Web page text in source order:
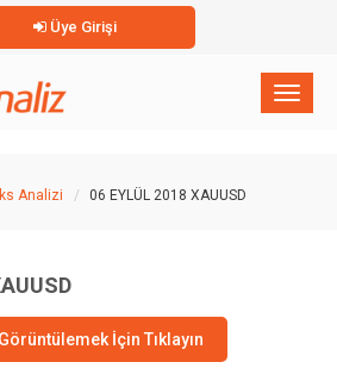
Üye Girişi
×
Analizi 06 EYLÜL 2018 XAUUSD
İçin Tıklayın